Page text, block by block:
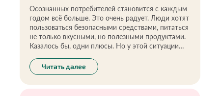
Осознанных потребителей становится с каждым
годом всё больше. Это очень радует. Люди хотят
пользоваться безопасными средствами, питаться
не только вкусными, но полезными продуктами.
Казалось бы, одни плюсы. Но у этой ситуации
пользуются этим и любыми способами создают
видимость эко-продукции. Это и есть
гринвошинг, или, как мы его часто называем в
Читать далее